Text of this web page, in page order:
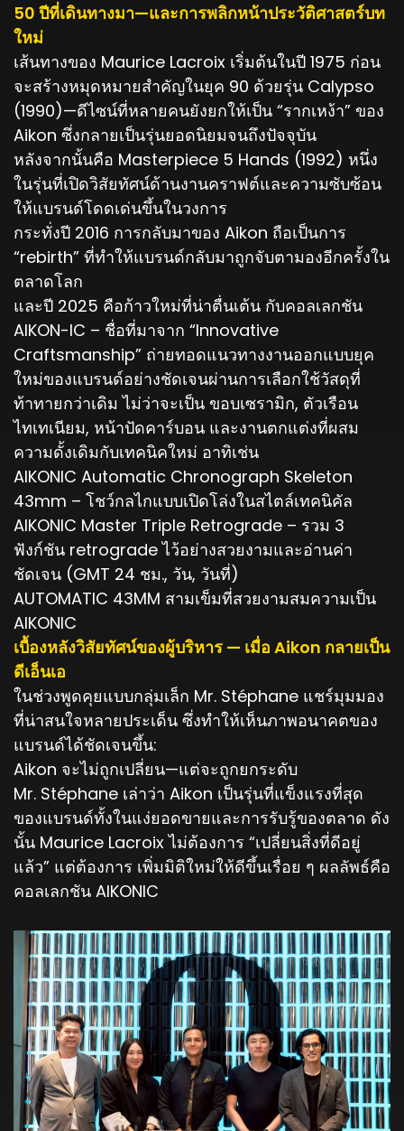
50 ปีที่เดินทางมา—และการพลิกหน้าประวัติศาสตร์บท
ใหม่
เส้นทางของ Maurice Lacroix เริ่มต้นในปี 1975 ก่อน
จะสร้างหมุดหมายสำคัญในยุค 90 ด้วยรุ่น Calypso
(1990)—ดีไซน์ที่หลายคนยังยกให้เป็น “รากเหง้า” ของ
Aikon ซึ่งกลายเป็นรุ่นยอดนิยมจนถึงปัจจุบัน
หลังจากนั้นคือ Masterpiece 5 Hands (1992) หนึ่ง
ในรุ่นที่เปิดวิสัยทัศน์ด้านงานคราฟต์และความซับซ้อน
ให้แบรนด์โดดเด่นขึ้นในวงการ
กระทั่งปี 2016 การกลับมาของ Aikon ถือเป็นการ
“rebirth” ที่ทำให้แบรนด์กลับมาถูกจับตามองอีกครั้งใน
ตลาดโลก
และปี 2025 คือก้าวใหม่ที่น่าตื่นเต้น กับคอลเลกชัน
AIKON-IC – ชื่อที่มาจาก “Innovative
Craftsmanship” ถ่ายทอดแนวทางงานออกแบบยุค
ใหม่ของแบรนด์อย่างชัดเจนผ่านการเลือกใช้วัสดุที่
ท้าทายกว่าเดิม ไม่ว่าจะเป็น ขอบเซรามิก, ตัวเรือน
ไทเทเนียม, หน้าปัดคาร์บอน และงานตกแต่งที่ผสม
ความดั้งเดิมกับเทคนิคใหม่ อาทิเช่น
AIKONIC Automatic Chronograph Skeleton
43mm – โชว์กลไกแบบเปิดโล่งในสไตล์เทคนิคัล
AIKONIC Master Triple Retrograde – รวม 3
ฟังก์ชัน retrograde ไว้อย่างสวยงามและอ่านค่า
ชัดเจน (GMT 24 ชม., วัน, วันที่)
AUTOMATIC 43MM สามเข็มที่สวยงามสมความเป็น
AIKONIC
เบื้องหลังวิสัยทัศน์ของผู้บริหาร — เมื่อ Aikon กลายเป็น
ดีเอ็นเอ
ในช่วงพูดคุยแบบกลุ่มเล็ก Mr. Stéphane แชร์มุมมอง
ที่น่าสนใจหลายประเด็น ซึ่งทำให้เห็นภาพอนาคตของ
แบรนด์ได้ชัดเจนขึ้น:
Aikon จะไม่ถูกเปลี่ยน—แต่จะถูกยกระดับ
Mr. Stéphane เล่าว่า Aikon เป็นรุ่นที่แข็งแรงที่สุด
ของแบรนด์ทั้งในแง่ยอดขายและการรับรู้ของตลาด ดัง
นั้น Maurice Lacroix ไม่ต้องการ “เปลี่ยนสิ่งที่ดีอยู่
แล้ว” แต่ต้องการ เพิ่มมิติใหม่ให้ดีขึ้นเรื่อย ๆ ผลลัพธ์คือ
คอลเลกชัน AIKONIC